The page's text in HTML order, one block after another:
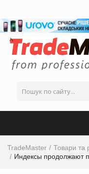
TradeMaster Товари та
Индексы продолжают